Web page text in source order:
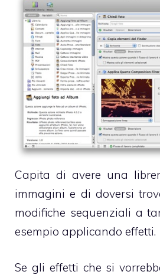
questi effetti, troverete
software magicamente
Capita di avere una
immagini e di doversi
modifiche sequenziali a
esempio applicando effetti.
Se gli effetti che si